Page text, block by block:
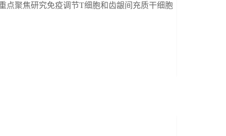
点聚焦研究免疫调节T细胞和齿龈间充质干细胞